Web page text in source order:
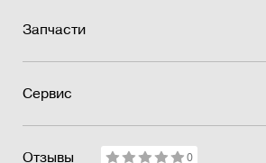
Запчасти
Сервис
Отзывы 0